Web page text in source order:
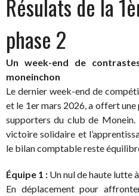
Résulats de la
phase 2
Un week-end de
moneinchon
Le dernier week-end de
et le 1er mars 2026, a offert une
supporters du club de Monein.
victoire solidaire et
le bilan comptable reste
Équipe 1 : Un nul de haute lutte
En déplacement pour